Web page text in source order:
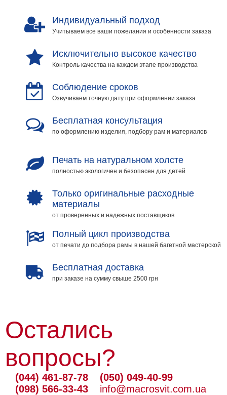
Индивидуальный подход
Учитываем все ваши пожелания и особенности заказа
Исключительно высокое качество
Контроль качества на каждом этапе производства
Соблюдение сроков
Озвучиваем точную дату при оформлении заказа
Бесплатная консультация
по оформлению изделия, подбору рам и материалов
Печать на натуральном холсте
полностью экологичен и безопасен для детей
Только оригинальные расходные
материалы
от проверенных и надежных поставщиков
Полный цикл производства
от печати до подбора рамы в нашей багетной мастерской
Бесплатная доставка
при заказе на сумму свыше 2500 грн
Остались
вопросы?
(044) 461-87-78
(098) 566-33-43
(050) 049-40-99
info@macrosvit.com.ua